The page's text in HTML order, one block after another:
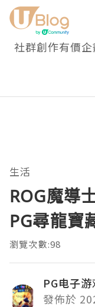
社群創作有價企
生活
ROG魔導
PG尋龍寶
瀏覽次數:98
PG电子游
發佈於